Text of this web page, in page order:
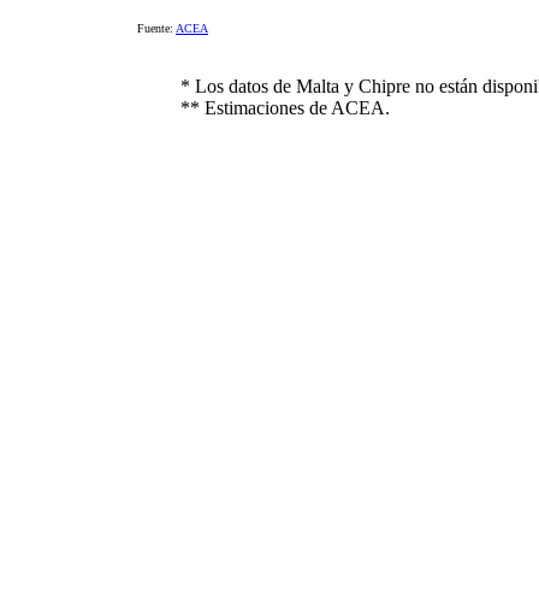
Fuente: ACEA
* Los datos de Malta y Chipre no están
** Estimaciones de ACEA.